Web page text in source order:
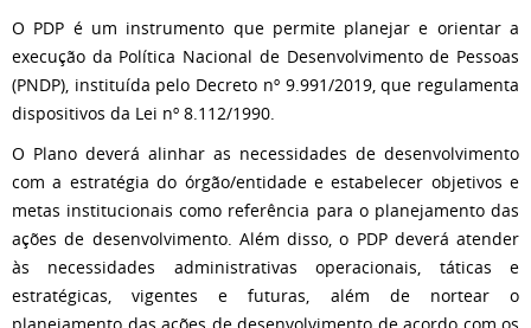
O PDP é um instrumento que permite planejar e orientar a
execução da Política Nacional de Desenvolvimento de Pessoas
(PNDP), instituída pelo Decreto nº 9.991/2019, que regulamenta
dispositivos da Lei nº 8.112/1990.
O Plano deverá alinhar as necessidades de desenvolvimento
com a estratégia do órgão/entidade e estabelecer objetivos e
metas institucionais como referência para o planejamento das
ações de desenvolvimento. Além disso, o PDP deverá atender
às necessidades administrativas operacionais, táticas e
estratégicas, vigentes e futuras, além de nortear o